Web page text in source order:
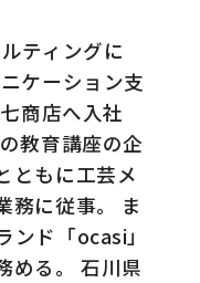
ティングに
ケーション支
商店へ入社
教育講座の企
ともに工芸メ
務に従事。 ま
ンド「ocasi」
める。 石川県